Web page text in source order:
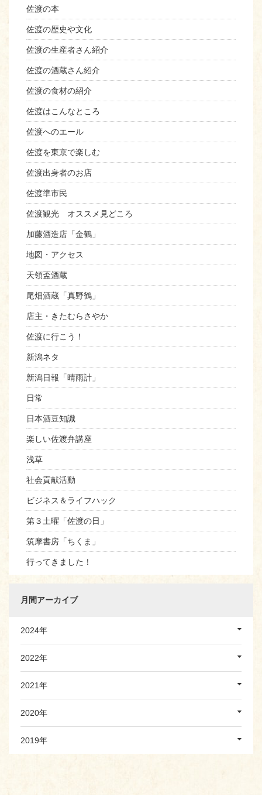
佐渡の本
佐渡の歴史や文化
佐渡の生産者さん紹介
佐渡の酒蔵さん紹介
佐渡の食材の紹介
佐渡はこんなところ
佐渡へのエール
佐渡を東京で楽しむ
佐渡出身者のお店
佐渡準市民
佐渡観光 オススメ見どころ
加藤酒造店「金鶴」
地図・アクセス
天領盃酒蔵
尾畑酒蔵「真野鶴」
店主・きたむらさやか
佐渡に行こう！
新潟ネタ
新潟日報「晴雨計」
日常
日本酒豆知識
楽しい佐渡弁講座
浅草
社会貢献活動
ビジネス＆ライフハック
第３土曜「佐渡の日」
筑摩書房「ちくま」
行ってきました！
月間アーカイブ
2024年
2022年
2021年
2020年
2019年